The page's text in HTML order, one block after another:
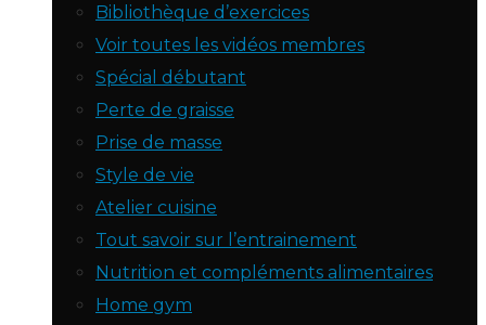
Bibliothèque d’exercices
Voir toutes les vidéos membres
Spécial débutant
Perte de graisse
Prise de masse
Style de vie
Atelier cuisine
Tout savoir sur l’entrainement
Nutrition et compléments alimentaires
Home gym